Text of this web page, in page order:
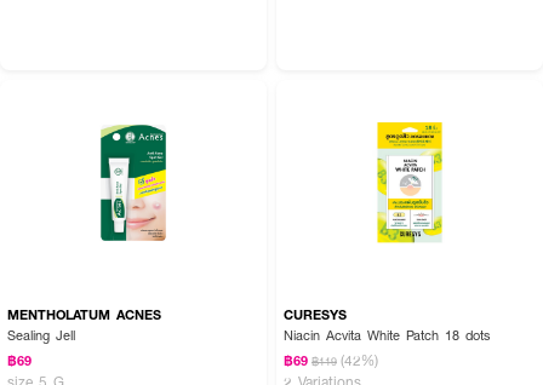
MENTHOLATUM ACNES
Sealing Jell
฿69
size 5 G
CURESYS
Niacin Acvita White Patch 18 dots
฿69 ฿119 (42%)
2 Variations